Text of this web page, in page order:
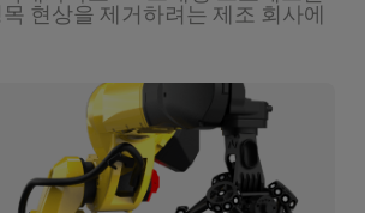
현상을 제거하려는 제조 회사에